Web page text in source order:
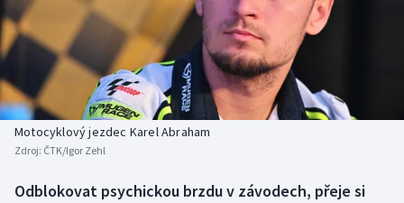
Baseball a softbal
Basketbal
Biatlon
Boby a skeleton
Box
Historické návraty
Aplikace ČT sport
AZ kvíz
Motocyklový jezdec Karel Abraham
Zdroj: ČTK/Igor Zehl
Odblokovat psychickou brzdu v závodech, přeje si